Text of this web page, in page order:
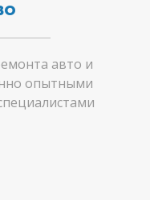
авто и
опытными